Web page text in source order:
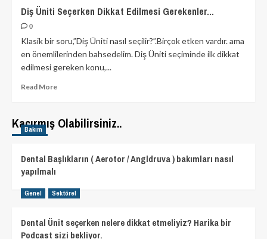
Üniti
Dikkat
Edilmesi
Diş Üniti Seçerken Dikkat Edilmesi Gerekenler…
0
Klasik bir soru,”Diş Üniti nasıl seçilir?”.Birçok etken vardır. ama
en önemlilerinden bahsedelim. Diş Üniti seçiminde ilk dikkat
edilmesi gereken konu,...
Read MoreRead
Diş
Üniti
Edilmesi
Kaçırmış Olabilirsiniz..
Bakım
Dental Başlıkların ( Aerotor / Angldruva ) bakımları nasıl
yapılmalı
Genel Sektörel
Dental Ünit seçerken nelere dikkat etmeliyiz? Harika bir
Podcast sizi bekliyor.